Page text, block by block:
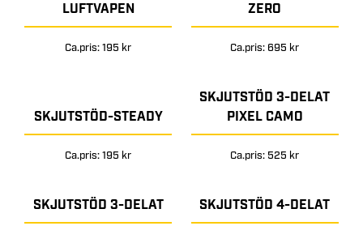
LUFTVAPEN
Ca.pris: 195 kr
ZERO
Ca.pris: 695 kr
SKJUTSTÖD-STEADY
Ca.pris: 195 kr
SKJUTSTÖD 3-DELAT
PIXEL CAMO
Ca.pris: 525 kr
SKJUTSTÖD 3-DELAT SKJUTSTÖD 4-DELAT